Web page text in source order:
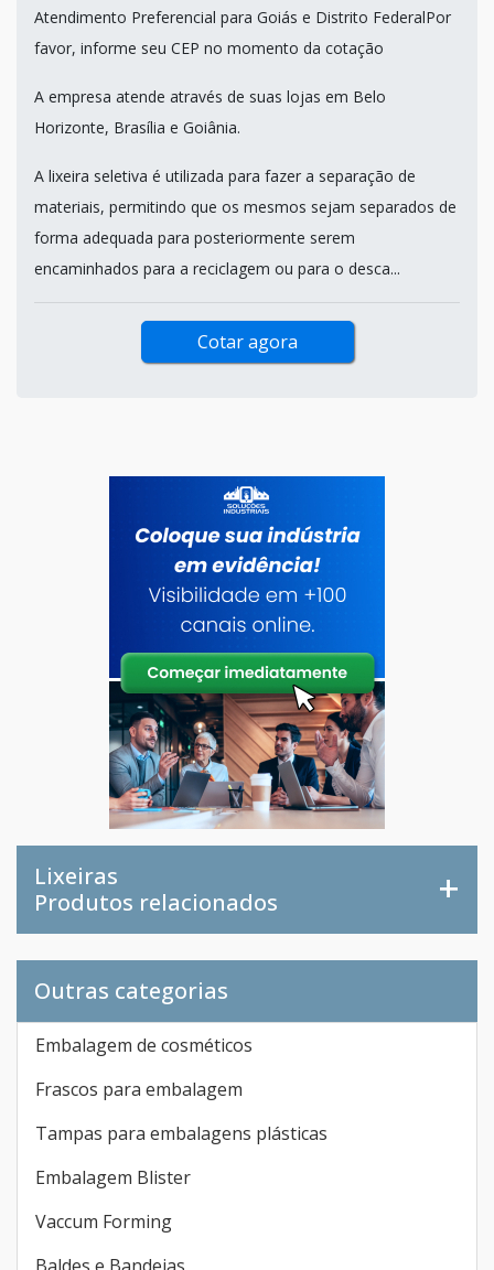
Atendimento Preferencial para Goiás e Distrito FederalPor
favor, informe seu CEP no momento da cotação
A empresa atende através de suas lojas em Belo
Horizonte, Brasília e Goiânia.
A lixeira seletiva é utilizada para fazer a separação de
materiais, permitindo que os mesmos sejam separados de
forma adequada para posteriormente serem
encaminhados para a reciclagem ou para o desca...
Cotar agora
Lixeiras
Produtos relacionados
Outras categorias
Embalagem de cosméticos
Frascos para embalagem
Tampas para embalagens plásticas
Embalagem Blister
Vaccum Forming
Baldes e Bandejas